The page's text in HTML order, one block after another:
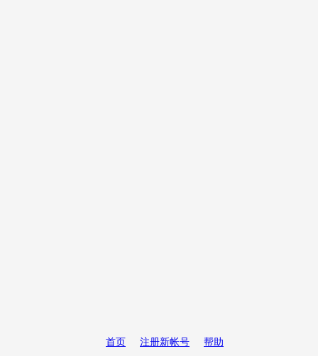
首页 注册新帐号 帮助